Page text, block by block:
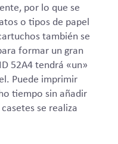
por lo que se
o tipos de papel
también se
formar un gran
52A4 tendrá «un»
Puede imprimir
tiempo sin añadir
se realiza